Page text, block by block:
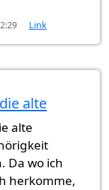
Link
Hinweis.
alte
alte
Da wo ich
herkomme,